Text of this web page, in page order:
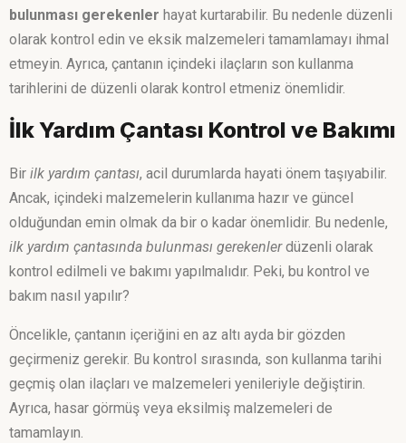
bulunması gerekenler hayat kurtarabilir. Bu nedenle düzenli
olarak kontrol edin ve eksik malzemeleri tamamlamayı ihmal
etmeyin. Ayrıca, çantanın içindeki ilaçların son kullanma
tarihlerini de düzenli olarak kontrol etmeniz önemlidir.
İlk Yardım Çantası Kontrol ve Bakımı
Bir ilk yardım çantası, acil durumlarda hayati önem taşıyabilir.
Ancak, içindeki malzemelerin kullanıma hazır ve güncel
olduğundan emin olmak da bir o kadar önemlidir. Bu nedenle,
ilk yardım çantasında bulunması gerekenlerdüzenli olarak
kontrol edilmeli ve bakımı yapılmalıdır. Peki, bu kontrol ve
bakım nasıl yapılır?
Öncelikle, çantanın içeriğini en az altı ayda bir gözden
geçirmeniz gerekir. Bu kontrol sırasında, son kullanma tarihi
geçmiş olan ilaçları ve malzemeleri yenileriyle değiştirin.
Ayrıca, hasar görmüş veya eksilmiş malzemeleri de
tamamlayın.